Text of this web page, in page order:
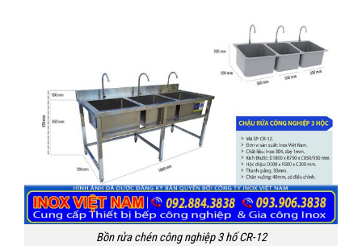
Bồn rửa chén công nghiệp 3 hố CR-12